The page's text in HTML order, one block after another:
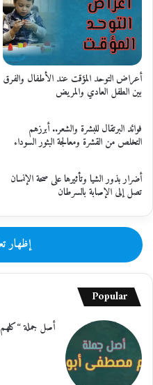
أعراض التوحد المؤقت عند الأطفال والفرق
بين الطفل العادي والمريض
فوائد البرتقال للبشرة والشعر.. أبرزهم
التخلص من القشرة ومعالجة البثور السوداء
أضرار بذور الشيا وتأثيرها على صحة الإنسان
تصل إلى الإصابة بالسرطان
إظهار
Popular
أصل جملة